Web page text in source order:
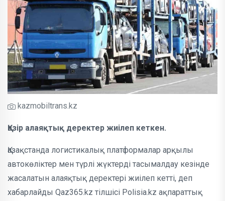
kazmobiltrans.kz
Қазір алаяқтық деректер жиілеп кеткен.
Қазақстанда логистикалық платформалар арқылы
автокөліктер мен түрлі жүктерді тасымалдау кезінде
жасалатын алаяқтық деректері жиілеп кетті, деп
хабарлайды Qaz365.kz тілшісі Polisia.kz ақпараттық